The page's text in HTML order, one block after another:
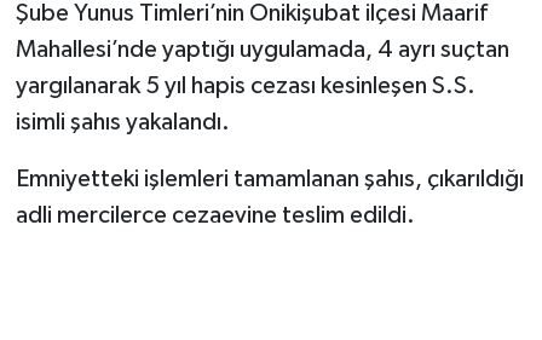
Şube Yunus Timleri’nin Onikişubat ilçesi Maarif
Mahallesi’nde yaptığı uygulamada, 4 ayrı suçtan
yargılanarak 5 yıl hapis cezası kesinleşen S.S.
isimli şahıs yakalandı.
Emniyetteki işlemleri tamamlanan şahıs, çıkarıldığı
adli mercilerce cezaevine teslim edildi.
MEDYA
SEÇİM 2011
ÜÇÜNCÜ SAYFA